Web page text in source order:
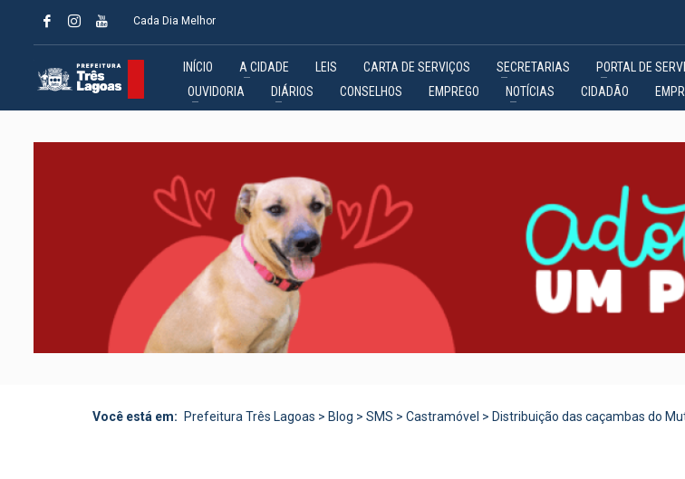
Cada Dia Melhor
INÍCIO A CIDADE LEIS CARTA DE SERVIÇOS SECRETARIAS PORTAL DE
OUVIDORIA
DIÁRIOS CONSELHOS EMPREGO NOTÍCIAS CIDADÃO
Você está em: Prefeitura Três Lagoas > Blog > SMS > Castramóvel > Distribuição das caçambas do